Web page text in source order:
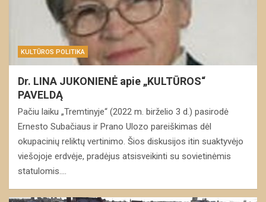
KULTŪROS POLITIKA
Dr. LINA JUKONIENĖ apie „KULTŪROS“
PAVELDĄ
Pačiu laiku „Tremtinyje“ (2022 m. birželio 3 d.) pasirodė
Ernesto Subačiaus ir Prano Ulozo pareiškimas dėl
okupacinių reliktų vertinimo. Šios diskusijos itin suaktyvėjo
viešojoje erdvėje, pradėjus atsisveikinti su sovietinėmis
statulomis.…